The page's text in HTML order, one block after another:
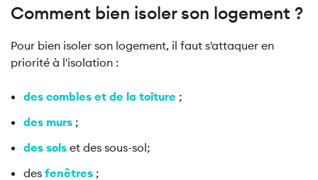
Comment bien isoler son logement ?
Pour bien isoler son logement, il faut s'attaquer en
priorité à l'isolation :
des combles et de la toiture ;
des murs ;
des sols et des sous-sol;
des fenêtres ;